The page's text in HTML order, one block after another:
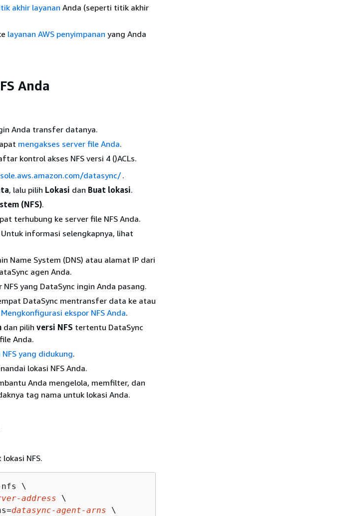
akhir layanan Anda (seperti titik akhir
layanan AWS penyimpanan yang Anda
Anda
Anda transfer datanya.
mengakses server file Anda.
kontrol akses NFS versi 4 ()ACLs.
datasync/.
, lalu pilih Lokasi dan Buat lokasi.
(NFS).
terhubung ke server file NFS Anda.
informasi selengkapnya, lihat
Name System (DNS) atau alamat IP dari
agen Anda.
yang DataSync ingin Anda pasang.
DataSync mentransfer data ke atau
Mengkonfigurasi ekspor NFS Anda.
dan pilih versi NFS tertentu DataSync
Anda.
NFS yang didukung.
lokasi NFS Anda.
Anda mengelola, memfilter, dan
tag nama untuk lokasi Anda.
NFS.
nfs \
address \
datasync-agent-arns \